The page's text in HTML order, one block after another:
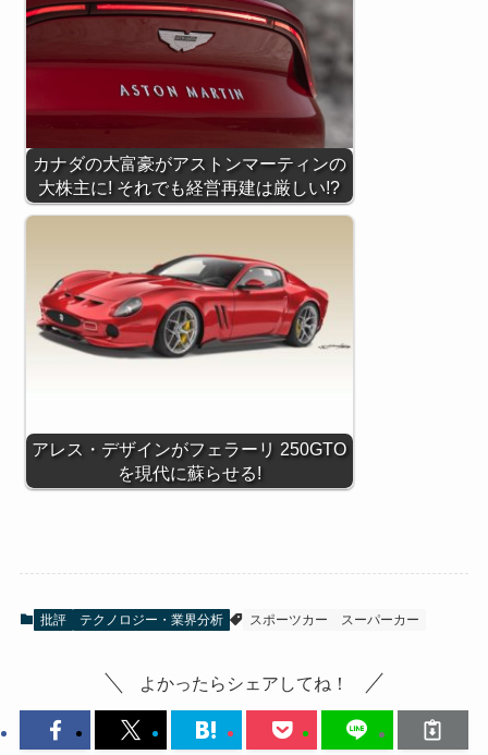
カナダの大富豪がアストンマーティンの
大株主に! それでも経営再建は厳しい!?
アレス・デザインがフェラーリ 250GTO
を現代に蘇らせる!
批評 テクノロジー・業界分析 スポーツカー スーパーカー
よかったらシェアしてね！